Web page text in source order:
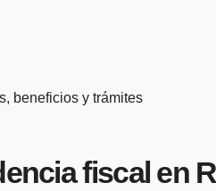
beneficios y trámites
fiscal en